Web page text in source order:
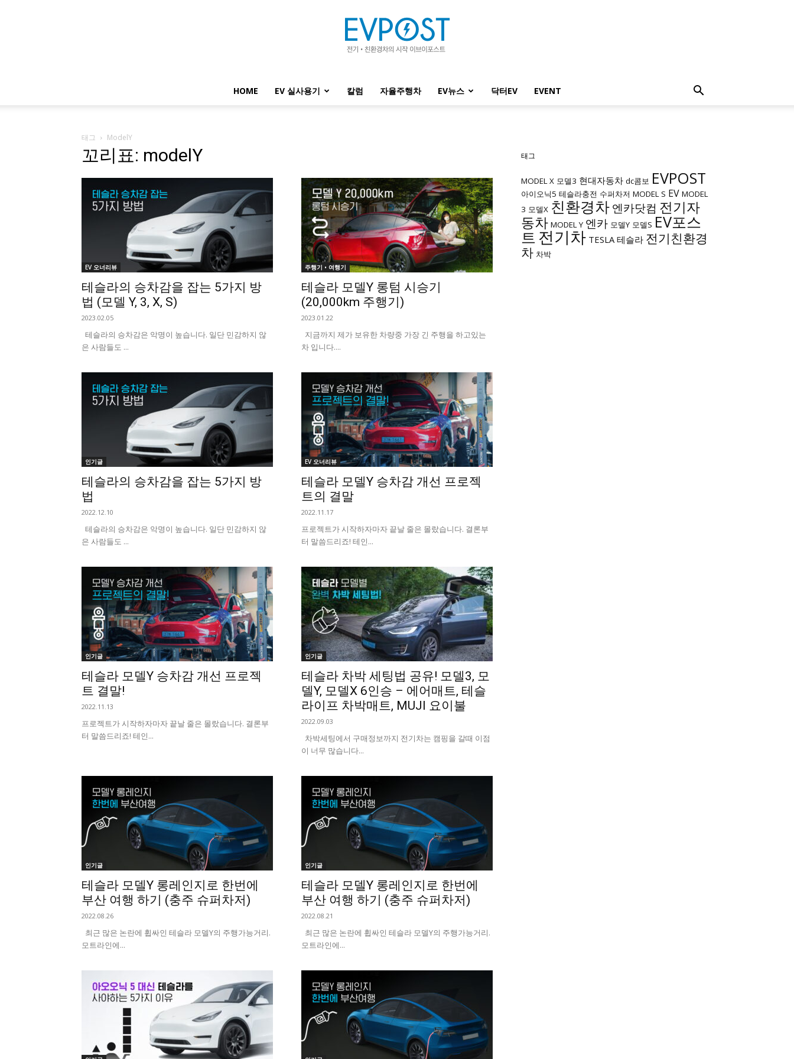
HOME EV 실사용기 칼럼 자율주행차 EV뉴스 닥터EV EVENT
태그 ModelY
꼬리표: modelY
EV 오너리뷰
테슬라의 승차감을 잡는 5가지 방
법 (모델 Y, 3, X, S)
2023.02.05
테슬라의 승차감은 악명이 높습니다. 일단 민감하지 않
은 사람들도 ...
주행기 • 여행기
테슬라 모델Y 롱텀 시승기
(20,000km 주행기)
2023.01.22
지금까지 제가 보유한 차량중 가장 긴 주행을 하고있는
차 입니다....
인기글
테슬라의 승차감을 잡는 5가지 방
법
2022.12.10
테슬라의 승차감은 악명이 높습니다. 일단 민감하지 않
은 사람들도 ...
EV 오너리뷰
테슬라 모델Y 승차감 개선 프로젝
트의 결말
2022.11.17
​ 프로젝트가 시작하자마자 끝날 줄은 몰랐습니다. 결론부
터 말씀드리죠! 테인...
인기글
테슬라 모델Y 승차감 개선 프로젝
트 결말!
2022.11.13
​ 프로젝트가 시작하자마자 끝날 줄은 몰랐습니다. 결론부
터 말씀드리죠! 테인...
인기글
테슬라 차박 세팅법 공유! 모델3, 모
델Y, 모델X 6인승 – 에어매트, 테슬
라이프 차박매트, MUJI 요이불
2022.09.03
차박세팅에서 구매정보까지 전기차는 캠핑을 갈때 이점
이 너무 많습니다...
인기글
테슬라 모델Y 롱레인지로 한번에
부산 여행 하기 (충주 슈퍼차저)
2022.08.26
최근 많은 논란에 휩싸인 테슬라 모델Y의 주행가능거리.
모트라인에...
인기글
테슬라 모델Y 롱레인지로 한번에
부산 여행 하기 (충주 슈퍼차저)
2022.08.21
최근 많은 논란에 휩싸인 테슬라 모델Y의 주행가능거리.
모트라인에...
태그
MODEL X 모델3 현대자동차 dc콤보 EVPOST
아이오닉5 테슬라충전 수퍼차저 MODEL S EV MODEL
3 모델X 친환경차 엔카닷컴 전기자
동차 MODEL Y 엔카 모델Y 모델S EV포스
트 전기차 TESLA 테슬라 전기친환경
차 차박